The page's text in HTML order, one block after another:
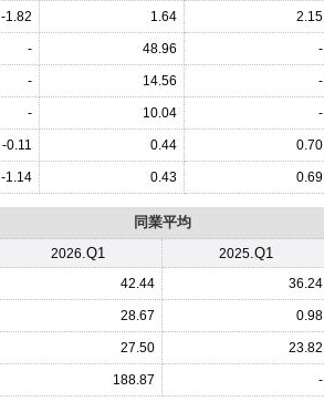
-1.82 1.64 2.15
- 48.96 -
- 14.56 -
- 10.04 -
-0.11 0.44 0.70
-1.14 0.43 0.69
同業平均
2026.Q1 2025.Q1
42.44 36.24
28.67 0.98
27.50 23.82
188.87
-